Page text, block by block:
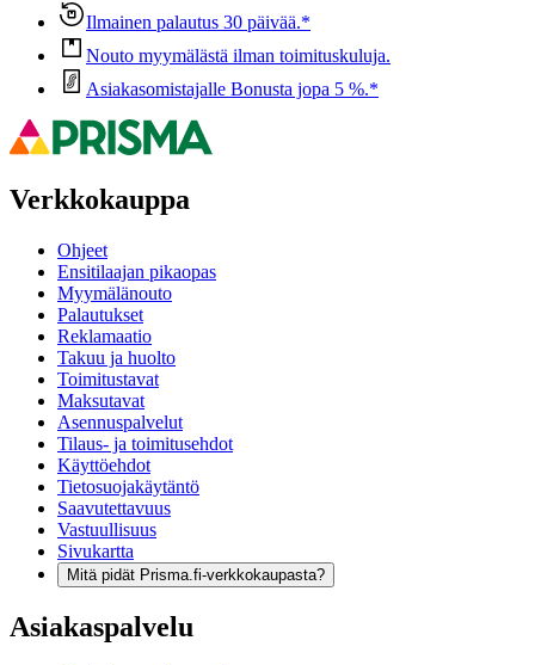
Ilmainen palautus 30 päivää.*
Nouto myymälästä ilman toimituskuluja.
Asiakasomistajalle Bonusta jopa 5 %.*
Verkkokauppa
Ohjeet
Ensitilaajan pikaopas
Myymälänouto
Palautukset
Reklamaatio
Takuu ja huolto
Toimitustavat
Maksutavat
Asennuspalvelut
Tilaus- ja toimitusehdot
Käyttöehdot
Tietosuojakäytäntö
Saavutettavuus
Vastuullisuus
Sivukartta
Mitä pidät Prisma.fi-verkkokaupasta?
Asiakaspalvelu